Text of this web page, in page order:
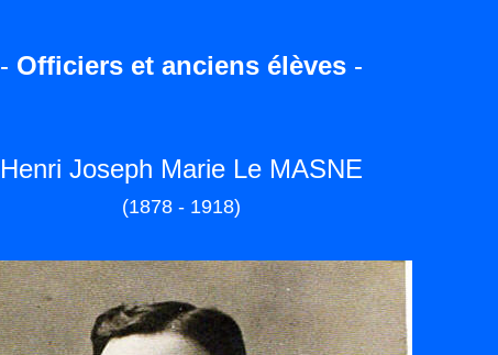
- Officiers et anciens élèves -
Henri Joseph Marie Le MASNE
(1878 - 1918)